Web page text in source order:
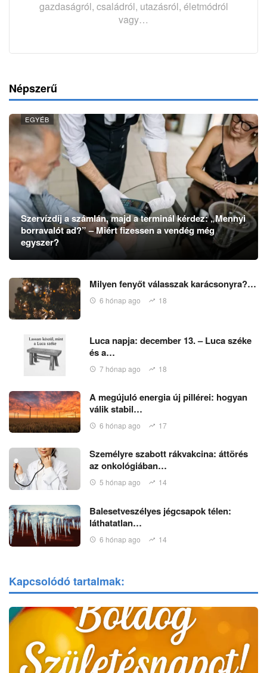
gazdaságról, családról, utazásról, életmódról
vagy…
Népszerű
EGYÉB
Szervízdíj a számlán, majd a terminál kérdez: „Mennyi
borravalót ad?” – Miért fizessen a vendég még
egyszer?
Milyen fenyőt válasszak karácsonyra?…
6 hónap ago 18
Luca napja: december 13. – Luca széke
és a…
7 hónap ago 18
A megújuló energia új pillérei: hogyan
válik stabil…
6 hónap ago 17
Személyre szabott rákvakcina: áttörés
az onkológiában…
5 hónap ago 14
Balesetveszélyes jégcsapok télen:
láthatatlan…
6 hónap ago 14
Kapcsolódó tartalmak: